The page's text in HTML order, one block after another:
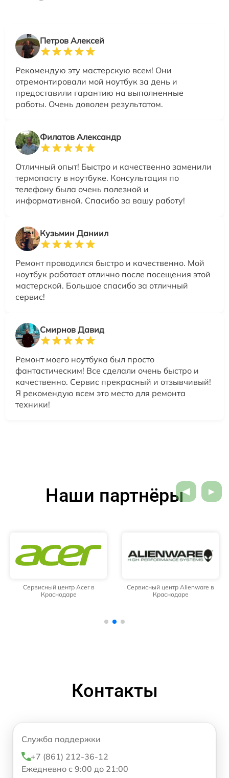
Петров Алексей
Рекомендую эту мастерскую всем! Они
отремонтировали мой ноутбук за день и
предоставили гарантию на выполненные
работы. Очень доволен результатом.
Филатов Александр
Отличный опыт! Быстро и качественно заменили
термопасту в ноутбуке. Консультация по
телефону была очень полезной и
информативной. Спасибо за вашу работу!
Кузьмин Даниил
Ремонт проводился быстро и качественно. Мой
ноутбук работает отлично после посещения этой
мастерской. Большое спасибо за отличный
сервис!
Смирнов Давид
Ремонт моего ноутбука был просто
фантастическим! Все сделали очень быстро и
качественно. Сервис прекрасный и отзывчивый!
Я рекомендую всем это место для ремонта
техники!
Наши партнёры
Сервисный центр Acer в
Краснодаре
Сервисный центр Alienware в
Краснодаре
Контакты
Служба поддержки
+7 (861) 212-36-12
Ежедневно с 9:00 до 21:00